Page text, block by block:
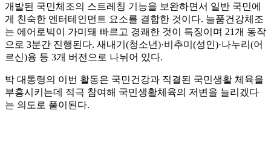
개발된 국민체조의 스트레칭 기능을 보완하면서 일반 국민에
게 친숙한 엔터테인먼트 요소를 결합한 것이다. 늘품건강체조
는 에어로빅이 가미돼 빠르고 경쾌한 것이 특징이며 21개 동작
으로 3분간 진행된다. 새내기(청소년)·비추미(성인)·나누리(어
르신)용 등 3개 버전으로 나뉘어 있다.
박 대통령의 이번 활동은 국민건강과 직결된 국민생활 체육을
부흥시키는데 적극 참여해 국민생활체육의 저변을 늘리겠다
는 의도로 풀이된다.